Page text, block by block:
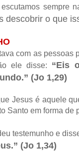
sempre
descobrir o que
com as pessoas
ele disse: “Eis
(Jo 1,29)
Jesus é aquele
Santo em forma de
testemunho e
(Jo 1,34)